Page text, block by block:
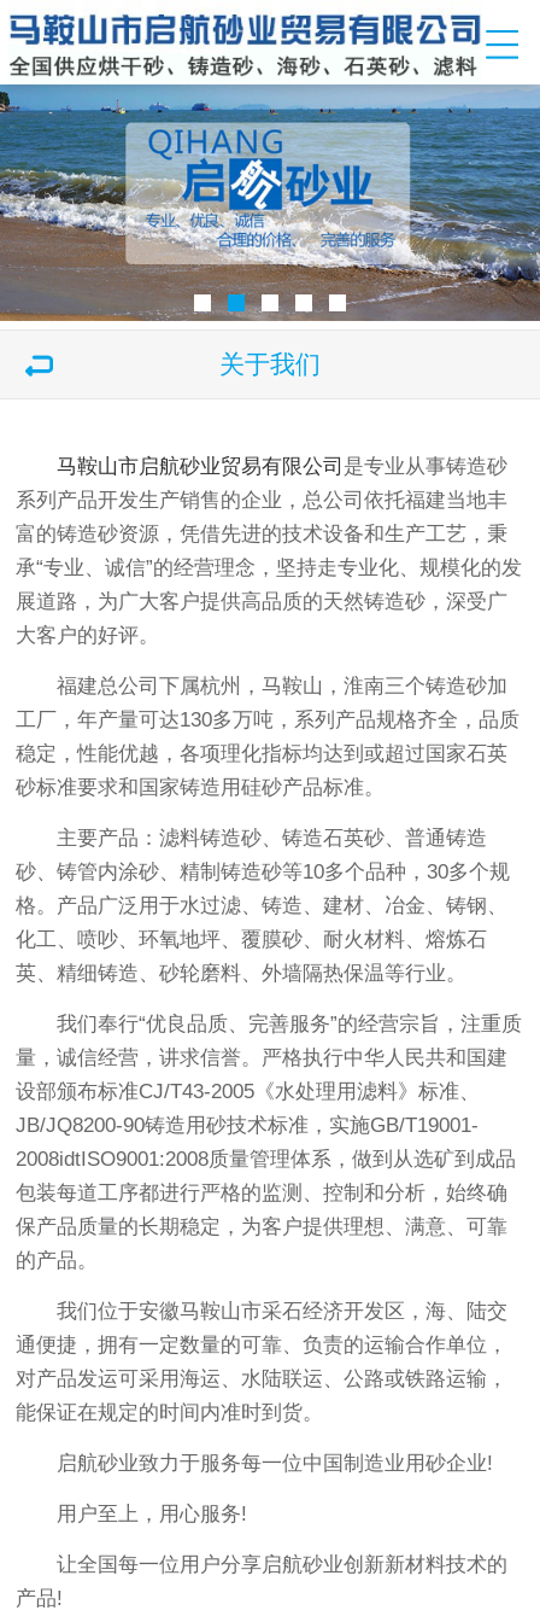
关于我们
马鞍山市启航砂业贸易有限公司 是专业从事铸造砂
系列产品开发生产销售的企业，总公司依托福建当地丰
富的铸造砂资源，凭借先进的技术设备和生产工艺，秉
承“专业、诚信”的经营理念，坚持走专业化、规模化的发
展道路，为广大客户提供高品质的天然铸造砂，深受广
大客户的好评。
福建总公司下属杭州，马鞍山，淮南三个铸造砂加
工厂，年产量可达130多万吨，系列产品规格齐全，品质
稳定，性能优越，各项理化指标均达到或超过国家石英
砂标准要求和国家铸造用硅砂产品标准。
主要产品：滤料铸造砂、铸造石英砂、普通铸造
砂、铸管内涂砂、精制铸造砂等10多个品种，30多个规
格。产品广泛用于水过滤、铸造、建材、冶金、铸钢、
化工、喷吵、环氧地坪、覆膜砂、耐火材料、熔炼石
英、精细铸造、砂轮磨料、外墙隔热保温等行业。
我们奉行“优良品质、完善服务”的经营宗旨，注重质
量，诚信经营，讲求信誉。严格执行中华人民共和国建
设部颁布标准CJ/T43-2005《水处理用滤料》标准、
JB/JQ8200-90铸造用砂技术标准，实施GB/T19001-
2008idtISO9001:2008质量管理体系，做到从选矿到成品
包装每道工序都进行严格的监测、控制和分析，始终确
保产品质量的长期稳定，为客户提供理想、满意、可靠
的产品。
我们位于安徽马鞍山市采石经济开发区，海、陆交
通便捷，拥有一定数量的可靠、负责的运输合作单位，
对产品发运可采用海运、水陆联运、公路或铁路运输，
能保证在规定的时间内准时到货。
启航砂业致力于服务每一位中国制造业用砂企业!
用户至上，用心服务!
让全国每一位用户分享启航砂业创新新材料技术的
产品!